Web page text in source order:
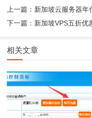
上一篇：新加坡云服务器
下一篇：新加坡VPS五折优
相关文章